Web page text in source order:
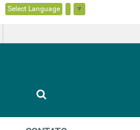
Select Language ▼